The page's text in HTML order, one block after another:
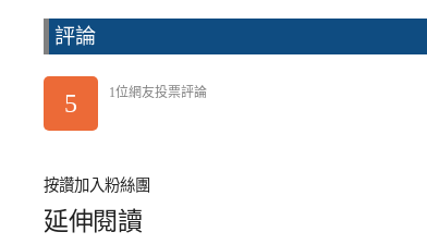
評論
5 1位網友投票評論
按讚加入粉絲團
延伸閱讀